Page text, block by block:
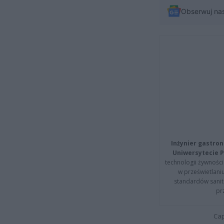
Obserwuj
Inżynier
Uniwersytecie
technologii
w
standardów